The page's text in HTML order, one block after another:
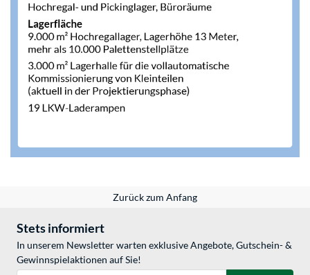
Zurück zum Anfang
Stets informiert
In unserem Newsletter warten exklusive Angebote, Gutschein- &
Gewinnspielaktionen auf Sie!